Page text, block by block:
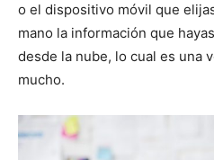
o el dispositivo móvil que
mano la información que
desde la nube, lo cual es una
mucho.